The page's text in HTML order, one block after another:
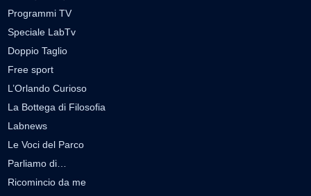
Programmi TV
Speciale LabTv
Doppio Taglio
Free sport
L’Orlando Curioso
La Bottega di Filosofia
Labnews
Le Voci del Parco
Parliamo di…
Ricomincio da me